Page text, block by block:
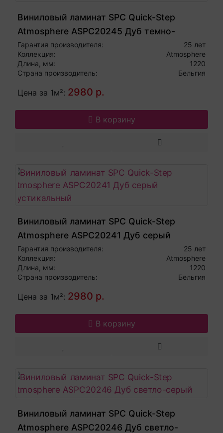
Виниловый ламинат SPC Quick-Step
Atmosphere ASPC20245 Дуб темно-
коричневый
Гарантия производителя:
25 лет
Коллекция:
Atmosphere
Длина, мм:
1220
Страна производитель:
Бельгия
Цена за 1м²: 2980 р.
В корзину
Виниловый ламинат SPC Quick-Step
Atmosphere ASPC20241 Дуб серый
рустикальный
Гарантия производителя:
25 лет
Коллекция:
Atmosphere
Длина, мм:
1220
Страна производитель:
Бельгия
Цена за 1м²: 2980 р.
В корзину
Виниловый ламинат SPC Quick-Step
Atmosphere ASPC20246 Дуб светло-